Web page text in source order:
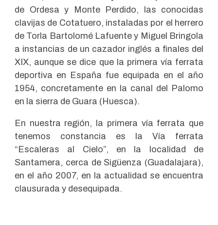
de Ordesa y Monte Perdido, las conocidas
clavijas de Cotatuero, instaladas por el herrero
de Torla Bartolomé Lafuente y Miguel Bringola
a instancias de un cazador inglés a finales del
XIX, aunque se dice que la primera vía ferrata
deportiva en España fue equipada en el año
1954, concretamente en la canal del Palomo
en la sierra de Guara (Huesca).
En nuestra región, la primera vía ferrata que
tenemos constancia es la Vía ferrata
“Escaleras al Cielo”, en la localidad de
Santamera, cerca de Sigüenza (Guadalajara),
en el año 2007, en la actualidad se encuentra
clausurada y desequipada.